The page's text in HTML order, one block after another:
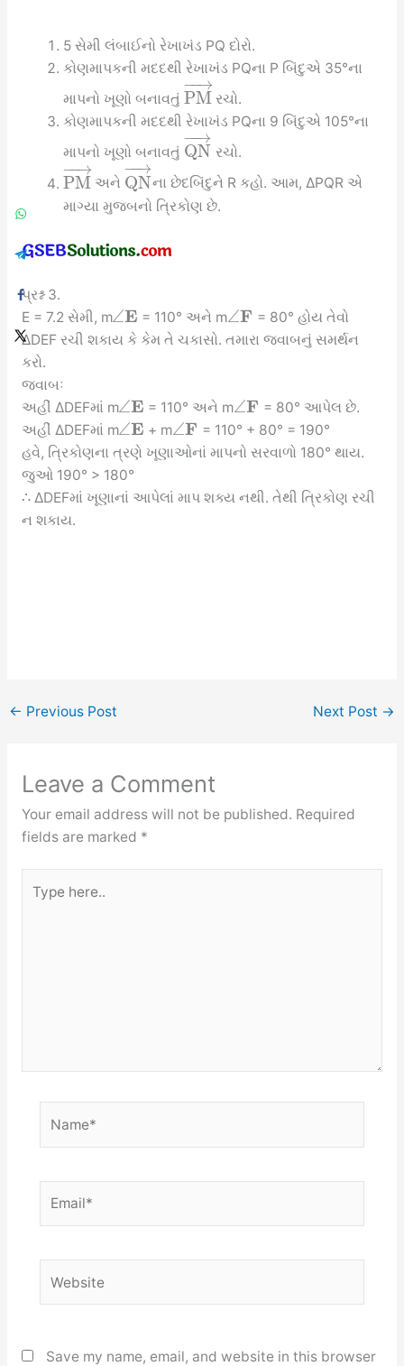
5 સેમી લંબાઈનો રેખાખંડ PQ દોરો.
કોણમાપકની મદદથી રેખાખંડ PQના P બિંદુએ 35°ના
માપનો ખૂણો બનાવતુંPM
−→
−
રચો.
કોણમાપકની મદદથી રેખાખંડ PQના 9 બિંદુએ 105°ના
માપનો ખૂણો બનાવતું QN
−→
−
રચો.
PM
−→
−
અને QN
−→
−
ના છેદબિંદુને R કહો. આમ, ∆PQR એ
માગ્યા મુજબનો ત્રિકોણ છે.
પ્રશ્ન 3.
E = 7.2 સેમી, m∠E = 110° અને m∠F = 80° હોય તેવો
∆DEF રચી શકાય કે કેમ તે ચકાસો. તમારા જવાબનું સમર્થન
કરો.
જવાબઃ
અહીં ∆DEFમાં m∠E = 110° અને m∠F = 80° આપેલ છે.
અહીં ∆DEFમાં m∠E + m∠F = 110° + 80° = 190°
હવે, ત્રિકોણના ત્રણે ખૂણાઓનાં માપનો સરવાળો 180° થાય.
જુઓ 190° > 180°
∴ ∆DEFમાં ખૂણાનાં આપેલાં માપ શક્ય નથી. તેથી ત્રિકોણ રચી
ન શકાય.
← Previous Post Next Post →
Leave a Comment
Your email address will not be published. Required
fields are marked *
here..
Save my name, email, and website in this browser